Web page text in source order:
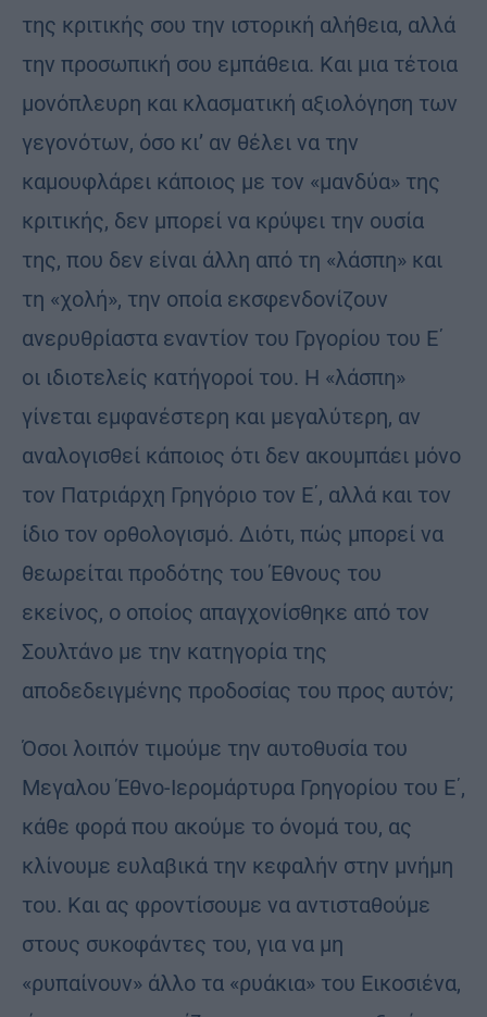
της κριτικής σου την ιστορική αλήθεια, αλλά
την προσωπική σου εμπάθεια. Και μια τέτοια
μονόπλευρη και κλασματική αξιολόγηση των
γεγονότων, όσο κι’ αν θέλει να την
καμουφλάρει κάποιος με τον «μανδύα» της
κριτικής, δεν μπορεί να κρύψει την ουσία
της, που δεν είναι άλλη από τη «λάσπη» και
τη «χολή», την οποία εκσφενδονίζουν
ανερυθρίαστα εναντίον του Γργορίου του Ε΄
οι ιδιοτελείς κατήγοροί του. Η «λάσπη»
γίνεται εμφανέστερη και μεγαλύτερη, αν
αναλογισθεί κάποιος ότι δεν ακουμπάει μόνο
τον Πατριάρχη Γρηγόριο τον Ε΄, αλλά και τον
ίδιο τον ορθολογισμό. Διότι, πώς μπορεί να
θεωρείται προδότης του Έθνους του
εκείνος, ο οποίος απαγχονίσθηκε από τον
Σουλτάνο με την κατηγορία της
αποδεδειγμένης προδοσίας του προς αυτόν;
Όσοι λοιπόν τιμούμε την αυτοθυσία του
Μεγαλου Έθνο-Ιερομάρτυρα Γρηγορίου του Ε΄,
κάθε φορά που ακούμε το όνομά του, ας
κλίνουμε ευλαβικά την κεφαλήν στην μνήμη
του. Και ας φροντίσουμε να αντισταθούμε
στους συκοφάντες του, για να μη
«ρυπαίνουν» άλλο τα «ρυάκια» του Εικοσιένα,